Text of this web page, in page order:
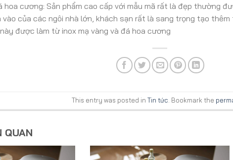
hoa cương: Sản phẩm cao cấp với mẫu mã rất là đẹp thường
vào của các ngôi nhà lớn, khách sạn rất là sang trọng tạo
được làm từ inox mạ vàng và đá hoa cương
This entry was posted in Tin tức. Bookmark the
QUAN